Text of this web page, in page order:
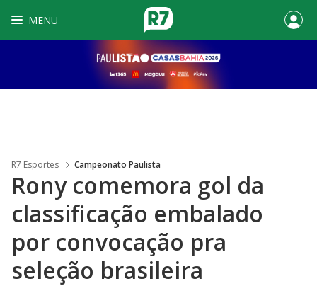
MENU
R7 Esportes Campeonato Paulista
Rony comemora gol da
classificação embalado
por convocação pra
seleção brasileira